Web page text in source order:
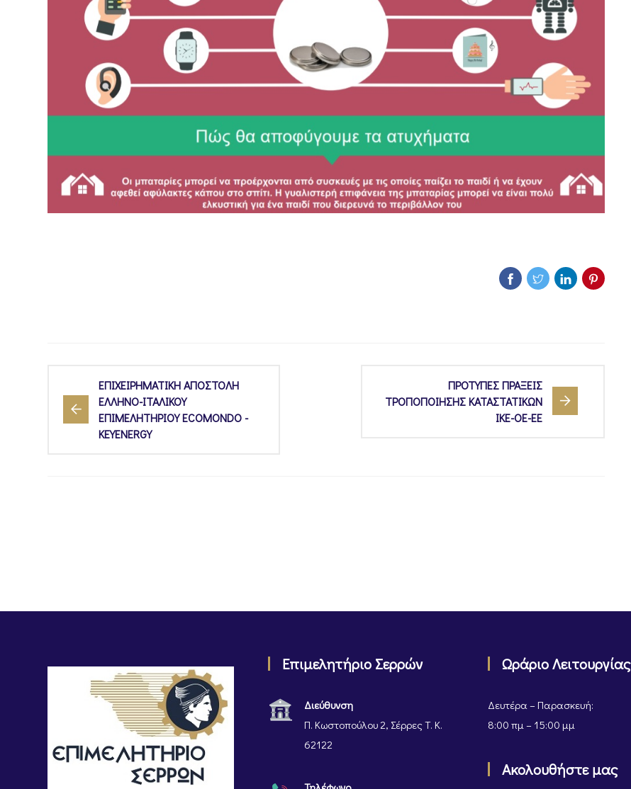
ΕΠΙΧΕΙΡΗΜΑΤΙΚΗ ΑΠΟΣΤΟΛΗ
ΕΛΛΗΝΟ-ΙΤΑΛΙΚΟΥ
ΕΠΙΜΕΛΗΤΗΡΙΟΥ ECOMONDO -
KEYENERGY
ΠΡΟΤΥΠΕΣ ΠΡΑΞΕΙΣ
ΤΡΟΠΟΠΟΙΗΣΗΣ ΚΑΤΑΣΤΑΤΙΚΩΝ
ΙΚΕ-ΟΕ-ΕΕ
Επιμελητήριο Σερρών
Διεύθυνση
Π. Κωστοπούλου 2, Σέρρες Τ. Κ.
62122
Ωράριο Λειτουργίας
Δευτέρα – Παρασκευή:
8:00 πμ – 15:00 μμ
Ακολουθήστε μας